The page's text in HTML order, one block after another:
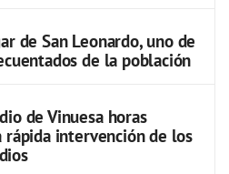
de San Leonardo, uno de
de la población
de Vinuesa horas
rápida intervención de los